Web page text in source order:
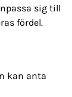
sig till
fördel.
kan anta